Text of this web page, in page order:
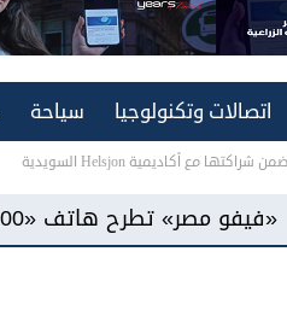
اتصالات وتكنولوجيا سياحة